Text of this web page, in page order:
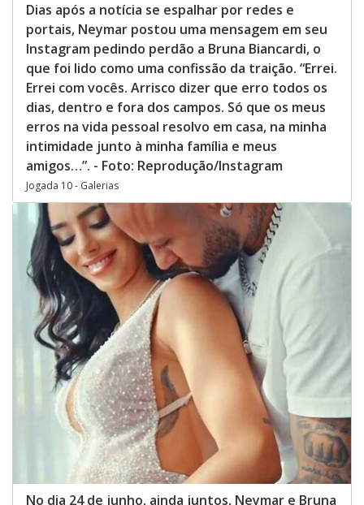
Dias após a notícia se espalhar por redes e
portais, Neymar postou uma mensagem em seu
Instagram pedindo perdão a Bruna Biancardi, o
que foi lido como uma confissão da traição. “Errei.
Errei com vocês. Arrisco dizer que erro todos os
dias, dentro e fora dos campos. Só que os meus
erros na vida pessoal resolvo em casa, na minha
intimidade junto à minha família e meus
amigos…”. - Foto: Reprodução/Instagram
Jogada 10 - Galerias
No dia 24 de junho, ainda juntos, Neymar e Bruna